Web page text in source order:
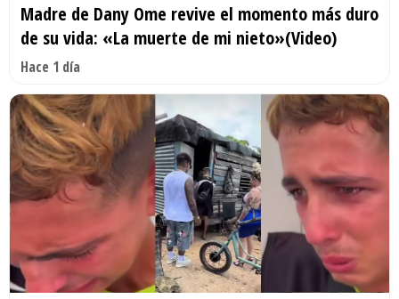
Madre de Dany Ome revive el momento más duro
de su vida: «La muerte de mi nieto»(Video)
Hace 1 día